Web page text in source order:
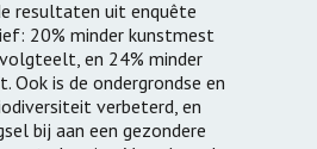
resultaten uit enquête
20% minder kunstmest
en 24% minder
Ook is de ondergrondse en
verbeterd, en
bij aan een gezondere